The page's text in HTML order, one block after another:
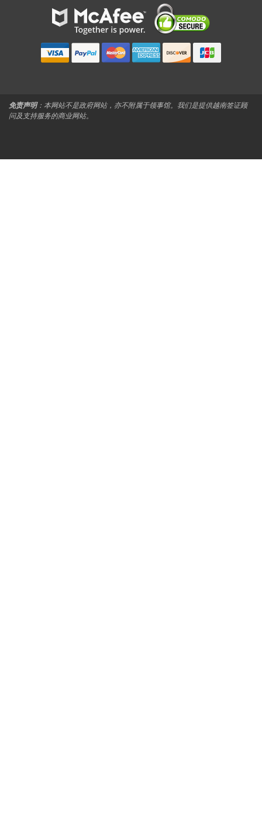
免责声明：本网站不是政府网站，亦不附属于领事馆。我们是提供越南签证顾
问及支持服务的商业网站。